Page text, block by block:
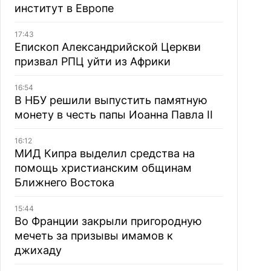
институт в Европе
17:43
Епископ Александрийской Церкви
призвал РПЦ уйти из Африки
16:54
В НБУ решили выпустить памятную
монету в честь папы Иоанна Павла II
16:12
МИД Кипра выделил средства на
помощь христианским общинам
Ближнего Востока
15:44
Во Франции закрыли пригородную
мечеть за призывы имамов к
джихаду